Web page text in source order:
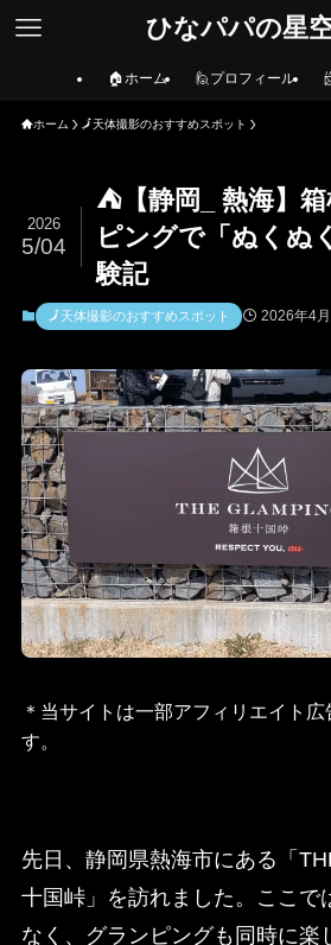
ひなパパの星
🏠ホーム 🙋プロフィール
ホーム 🗾天体撮影のおすすめスポット
⛺【静岡_ 熱海】
ピングで「ぬくぬ
験記
2026
5/04
🗾天体撮影のおすすめスポット 2026年4月
＊当サイトは一部アフィリエイト広
す。
先日、静岡県熱海市にある「
十国峠」を訪れました。ここで
なく、グランピングも同時に楽